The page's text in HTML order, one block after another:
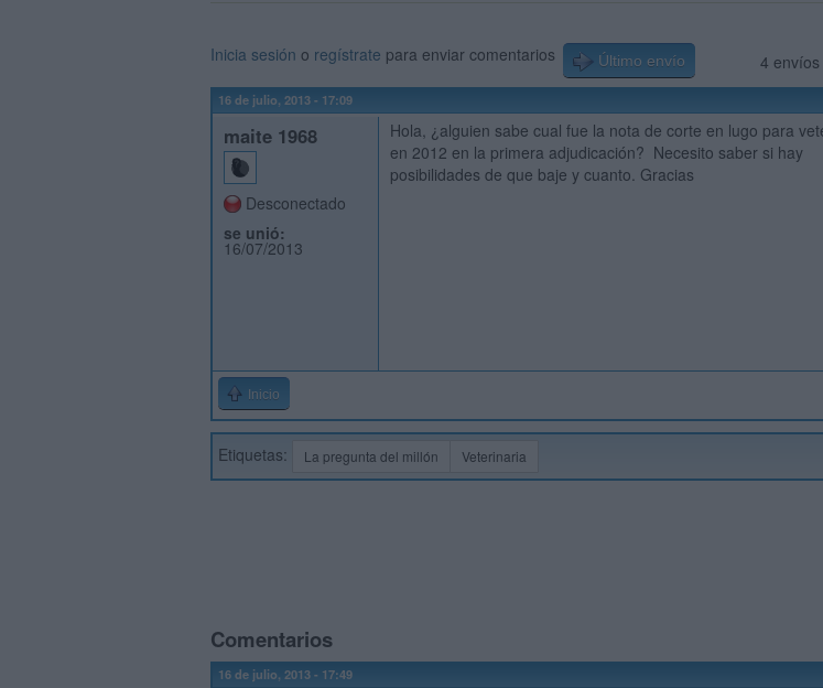
4
Inicia sesión o regístrate para enviar comentarios Último envío
16 de julio, 2013 - 17:09
maite 1968
Desconectado
se unió:
16/07/2013
Hola, ¿alguien sabe cual fue la nota de corte en lugo para
en 2012 en la primera adjudicación? Necesito saber si hay
posibilidades de que baje y cuanto. Gracias
Inicio
Etiquetas: La pregunta del millón Veterinaria
Comentarios
16 de julio, 2013 - 17:49